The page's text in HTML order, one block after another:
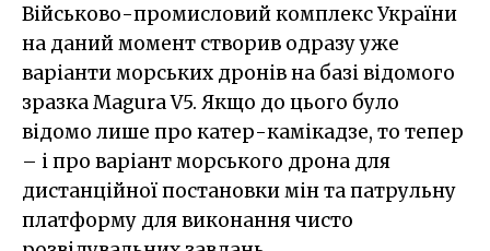
Військово-промисловий комплекс України
на даний момент створив одразу уже
варіанти морських дронів на базі відомого
зразка Magura V5. Якщо до цього було
відомо лише про катер-камікадзе, то тепер
– і про варіант морського дрона для
дистанційної постановки мін та патрульну
платформу для виконання чисто